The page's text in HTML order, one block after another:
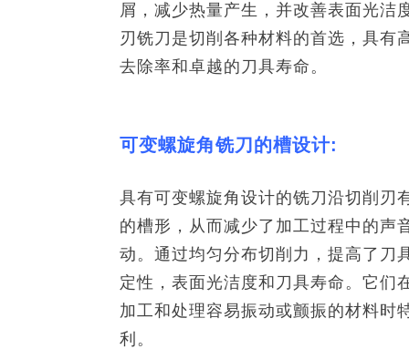
屑，减少热量产生，并改善表面光洁
刃铣刀是切削各种材料的首选，具有
去除率和卓越的刀具寿命。
可变螺旋角铣刀的槽设计:
具有可变螺旋角设计的铣刀沿切削刃
的槽形，从而减少了加工过程中的声
动。通过均匀分布切削力，提高了刀
定性，表面光洁度和刀具寿命。它们
加工和处理容易振动或颤振的材料时
利。